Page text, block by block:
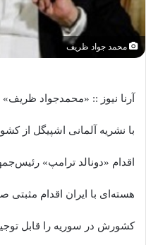
محمد جواد ظریف
آرنا نیوز :: «محمدجواد
با نشریه آلمانی اشپیگل از
اقدام «دونالد ترامپ»
هسته‌ای با ایران اقدام
کشورش در سوریه را قابل